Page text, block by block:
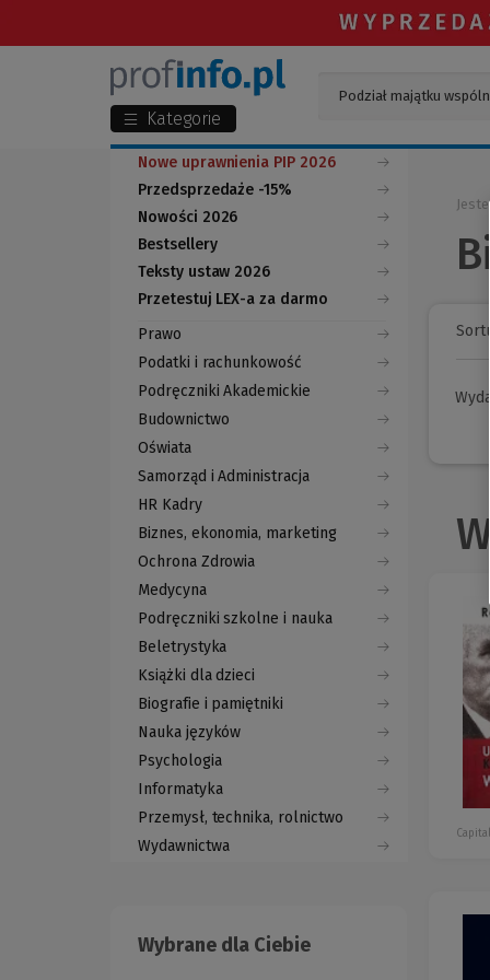
Kategorie
Nowe uprawnienia PIP 2026
Przedsprzedaże -15%
Nowości 2026
Bestsellery
Teksty ustaw 2026
Przetestuj LEX-a za darmo
(Nowe
okno)
(Link
do
innej
strony)
Prawo
Podatki i rachunkowość
Podręczniki Akademickie
Budownictwo
Oświata
Samorząd i Administracja
HR Kadry
Biznes, ekonomia, marketing
Ochrona Zdrowia
Medycyna
Podręczniki szkolne i nauka
Beletrystyka
Książki dla dzieci
Biografie i pamiętniki
Nauka języków
Psychologia
Informatyka
Przemysł, technika, rolnictwo
Wydawnictwa
Wybrane dla Ciebie
Capital